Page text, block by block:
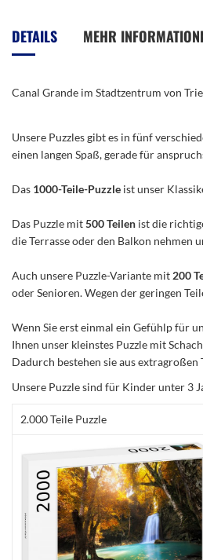
Bildergalerie
springen
DETAILS
Canal Grande im Stadtzentrum von
MEHR
Unsere Puzzles gibt es in fünf
einen langen Spaß, gerade für
Das 1000-Teile-Puzzle ist unser
Das Puzzle mit500 Teilen ist die
die Terrasse oder den Balkon nehmen
Auch unsere Puzzle-Variante mit 200
oder Senioren. Wegen der geringen
Wenn Sie erst einmal ein Gefühlp für
Ihnen unser kleinstes Puzzle mit
Dadurch bestehen sie aus
Unsere Puzzle sind für Kinder unter 3
2.000 Teile Puzzle